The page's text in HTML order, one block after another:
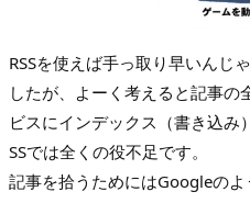
RSSを使えば手っ取り早いんじ
したが、よーく考えると記事
ビスにインデックス（書き込み
SSでは全くの役不足です。
記事を拾うためにはGoogleのよ